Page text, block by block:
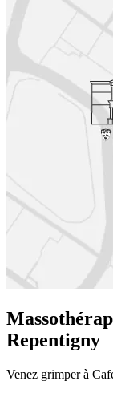
Repentigny
Venez grimper à